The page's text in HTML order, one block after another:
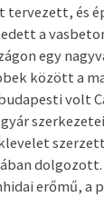
és
a
egy
között a
volt
erőmű, a